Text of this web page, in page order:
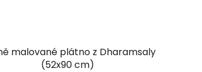
malované plátno z Dharamsaly
(52x90 cm)